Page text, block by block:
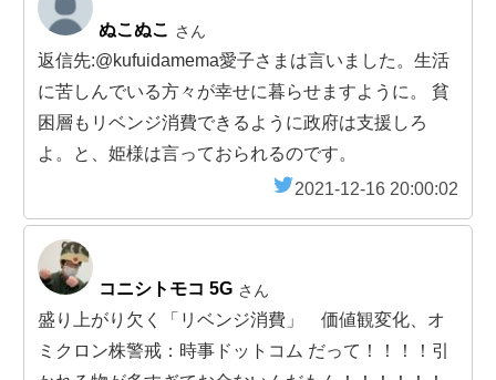
ぬこぬこ さん
返信先:@kufuidamema愛子さまは言いました。生活
に苦しんでいる方々が幸せに暮らせますように。 貧
困層もリベンジ消費できるように政府は支援しろ
よ。と、姫様は言っておられるのです。
2021-12-16 20:00:02
コニシトモコ 5G さん
盛り上がり欠く「リベンジ消費」 価値観変化、オ
ミクロン株警戒：時事ドットコム だって！！！！引